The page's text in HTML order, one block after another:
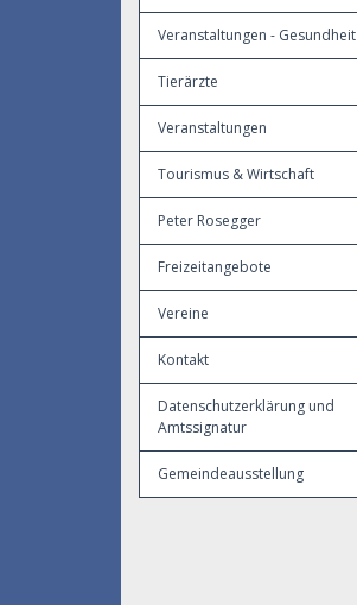
Veranstaltungen - Gesundheit
Tierärzte
Veranstaltungen
Tourismus & Wirtschaft
Peter Rosegger
Freizeitangebote
Vereine
Kontakt
Datenschutzerklärung und
Amtssignatur
Gemeindeausstellung